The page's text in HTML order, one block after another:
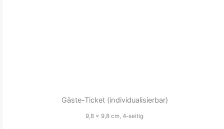
Gäste-Ticket (individualisierbar)
9,8 x 9,8 cm, 4-seitig